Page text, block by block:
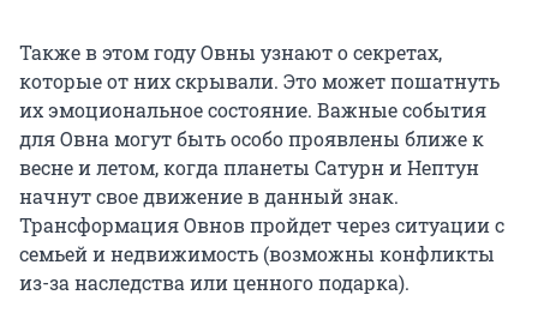
Также в этом году Овны узнают о секретах,
которые от них скрывали. Это может пошатнуть
их эмоциональное состояние. Важные события
для Овна могут быть особо проявлены ближе к
весне и летом, когда планеты Сатурн и Нептун
начнут свое движение в данный знак.
Трансформация Овнов пройдет через ситуации с
семьей и недвижимость (возможны конфликты
из-за наследства или ценного подарка).